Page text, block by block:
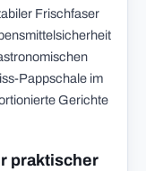
Frischfaser
Pappschale im
Gerichte
praktischer